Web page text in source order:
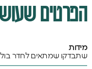
הפרטים
מידות
שתבדקו שמתאים לחדר בול